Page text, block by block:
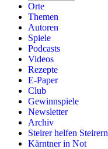
Orte
Themen
Autoren
Spiele
Podcasts
Videos
Rezepte
E-Paper
Club
Gewinnspiele
Newsletter
Archiv
Steirer helfen Steirern
Kärntner in Not